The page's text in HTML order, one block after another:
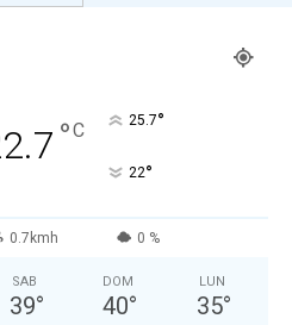
°C 25.7°
22°
0.7kmh 0 %
SAB
39°
DOM
40°
LUN
35°